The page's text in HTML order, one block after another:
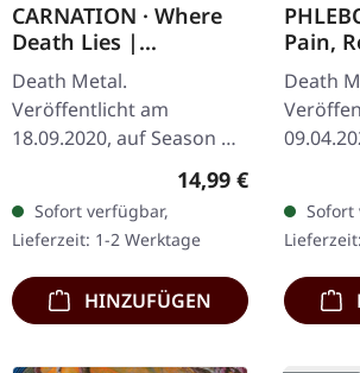
CARNATION · Where
Death Lies |
RED/WHITE/BLACK LP
Death Metal.
Veröffentlicht am
18.09.2020, auf Season Of
Mist. Rot/weiß/schwarz
marmoriertes Vinyl,
limitiert auf 450
Exemplare. Die belgische
Death…
Regulärer Preis:
14,99 €
Sofort verfügbar,
Lieferzeit: 1-2 Werktage
HINZUFÜGEN
Pain,
Death
gibt
Sofort